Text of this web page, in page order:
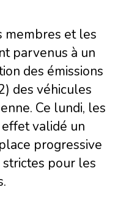
membres et les
parvenus à un
des émissions
des véhicules
Ce lundi, les
validé un
progressive
strictes pour les